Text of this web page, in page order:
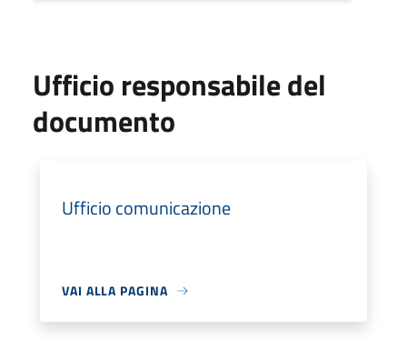
Ufficio responsabile del
documento
Ufficio comunicazione
VAI ALLA PAGINA